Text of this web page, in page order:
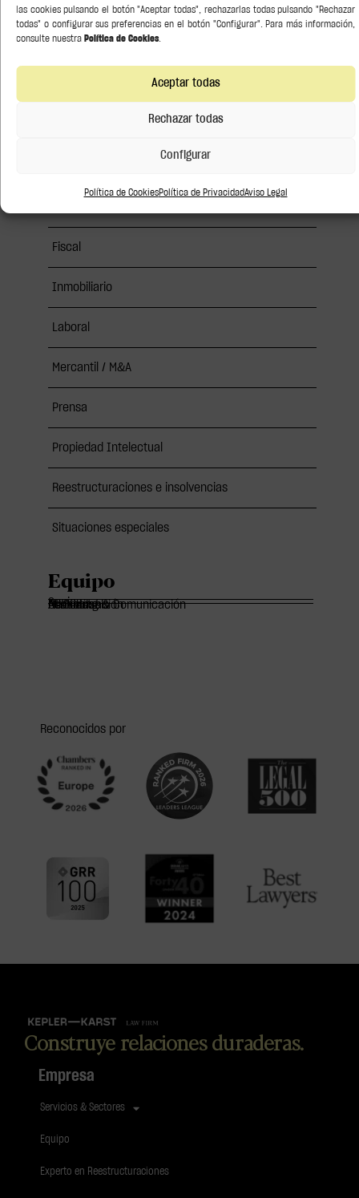
las cookies pulsando el botón "Aceptar todas", rechazarlas todas pulsando "Rechazar
todas" o configurar sus preferencias en el botón "Configurar". Para más información,
consulte nuestra Política de Cookies.
Aceptar todas
Rechazar todas
Configurar
Política de CookiesPolítica de PrivacidadAviso Legal
Conocimiento
Derecho Penal Económico
Fiscal
Inmobiliario
Laboral
Mercantil / M&A
Prensa
Propiedad Intelectual
Reestructuraciones e insolvencias
Situaciones especiales
Equipo
Socios
Of Counsels
Asociados
Marketing & Comunicación
Administración
Reconocidos por
Construye relaciones duraderas.
Empresa
Servicios & Sectores
Equipo
Experto en Reestructuraciones